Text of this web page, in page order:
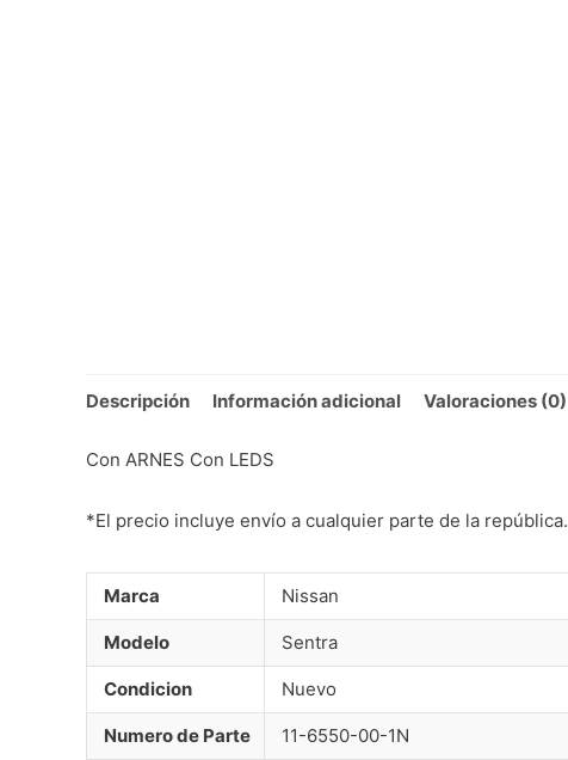
Descripción Información adicional Valoraciones (0)
Con ARNES Con LEDS
*El precio incluye envío a cualquier parte de la república.
Marca Nissan
Modelo Sentra
Condicion Nuevo
Numero de Parte 11-6550-00-1N